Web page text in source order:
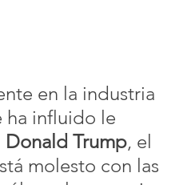
en la industria
ha influido le
Donald Trump, el
molesto con las